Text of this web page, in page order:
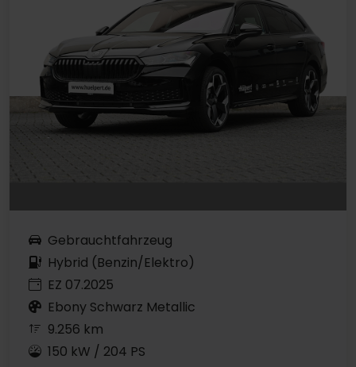
Gebrauchtfahrzeug
Hybrid (Benzin/Elektro)
EZ 07.2025
Ebony Schwarz Metallic
9.256 km
150 kW / 204 PS